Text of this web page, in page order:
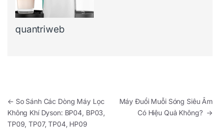
quantriweb
Điều hướng bài viết
← So Sánh Các Dòng Máy Lọc
Không Khí Dyson: BP04, BP03,
TP09, TP07, TP04, HP09
Máy Đuổi Muỗi Sóng Siêu Âm
Có Hiệu Quả Không? →